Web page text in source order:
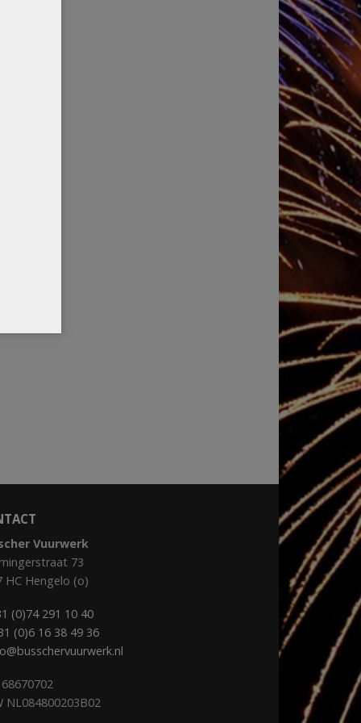
Vuurwerk
73
HC Hengelo (o)
(0)74 291 10 40
(0)6 16 38 49 36
NL084800203B02